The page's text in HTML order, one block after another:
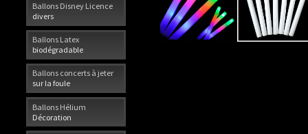
Ballons Disney Licence
divers
Ballons Latex
biodégradable
Ballons concerts à jeter
sur la foule
Ballons Hélium
Décoration